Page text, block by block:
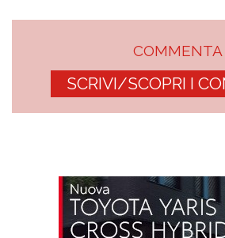
COMMENTA
SCRIVI/SCOPRI I